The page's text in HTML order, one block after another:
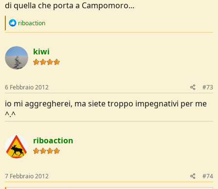
di quella che porta a Campomoro...
R
c
i
o
s
:
riboaction
kiwi
6 Febbraio 2012 #73
io mi aggregherei, ma siete troppo impegnativi per me
^.^
riboaction
7 Febbraio 2012 #74